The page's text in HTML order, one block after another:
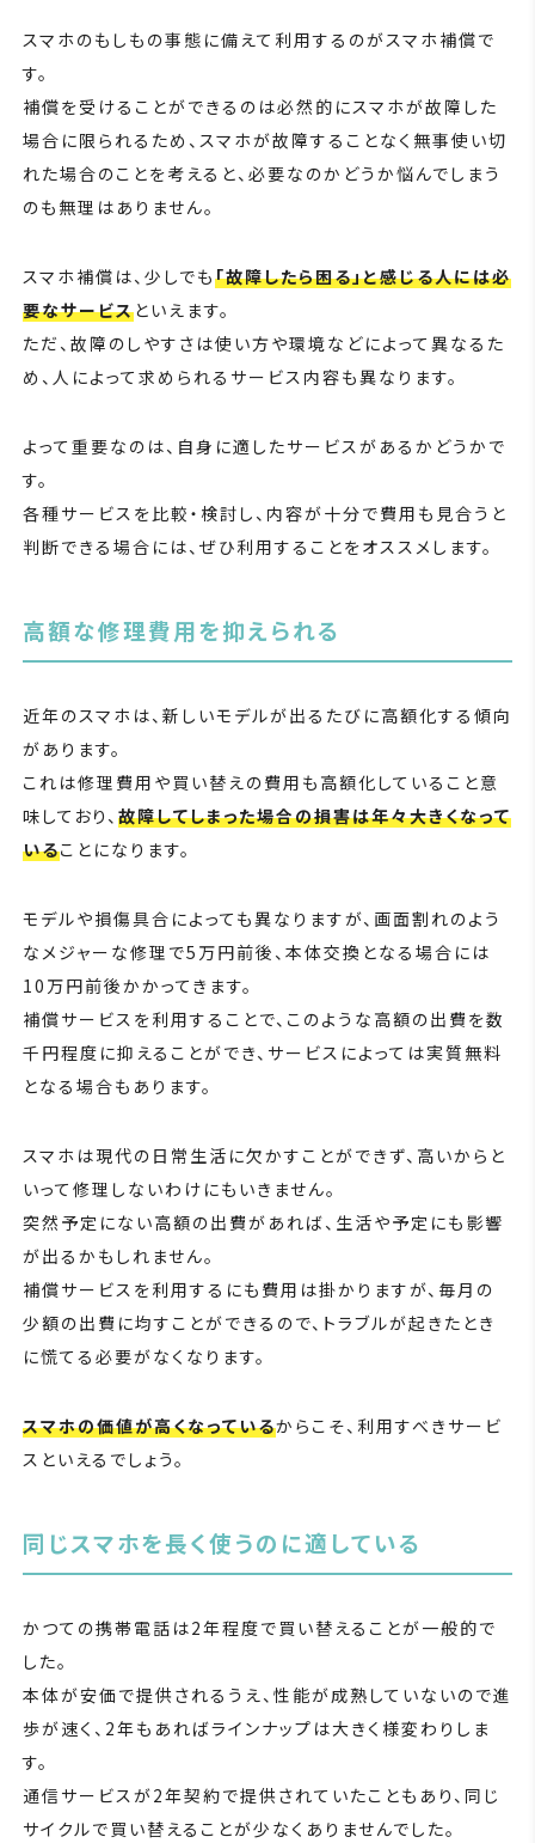
スマホのもしもの事態に備えて利用するのがスマホ補償で
す。
補償を受けることができるのは必然的にスマホが故障した
場合に限られるため、スマホが故障することなく無事使い切
れた場合のことを考えると、必要なのかどうか悩んでしまう
のも無理はありません。
スマホ補償は、少しでも「故障したら困る」と感じる人には必
要なサービスといえます。
ただ、故障のしやすさは使い方や環境などによって異なるた
め、人によって求められるサービス内容も異なります。
よって重要なのは、自身に適したサービスがあるかどうかで
す。
各種サービスを比較・検討し、内容が十分で費用も見合うと
判断できる場合には、ぜひ利用することをオススメします。
高額な修理費用を抑えられる
近年のスマホは、新しいモデルが出るたびに高額化する傾向
があります。
これは修理費用や買い替えの費用も高額化していること意
味しており、 故障してしまった場合の損害は年々大きくなって
いることになります。
モデルや損傷具合によっても異なりますが、画面割れのよう
なメジャーな修理で5万円前後、本体交換となる場合には
10万円前後かかってきます。
補償サービスを利用することで、このような高額の出費を数
千円程度に抑えることができ、サービスによっては実質無料
となる場合もあります。
スマホは現代の日常生活に欠かすことができず、高いからと
いって修理しないわけにもいきません。
突然予定にない高額の出費があれば、生活や予定にも影響
が出るかもしれません。
補償サービスを利用するにも費用は掛かりますが、毎月の
少額の出費に均すことができるので、トラブルが起きたとき
に慌てる必要がなくなります。
スマホの価値が高くなっているからこそ、利用すべきサービ
スといえるでしょう。
同じスマホを長く使うのに適している
かつての携帯電話は2年程度で買い替えることが一般的で
した。
本体が安価で提供されるうえ、性能が成熟していないので進
歩が速く、2年もあればラインナップは大きく様変わりしま
す。
通信サービスが2年契約で提供されていたこともあり、同じ
サイクルで買い替えることが少なくありませんでした。